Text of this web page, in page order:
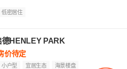
低密居住
德HENLEY PARK
价待定
小户型 宜居生态 海景楼盘